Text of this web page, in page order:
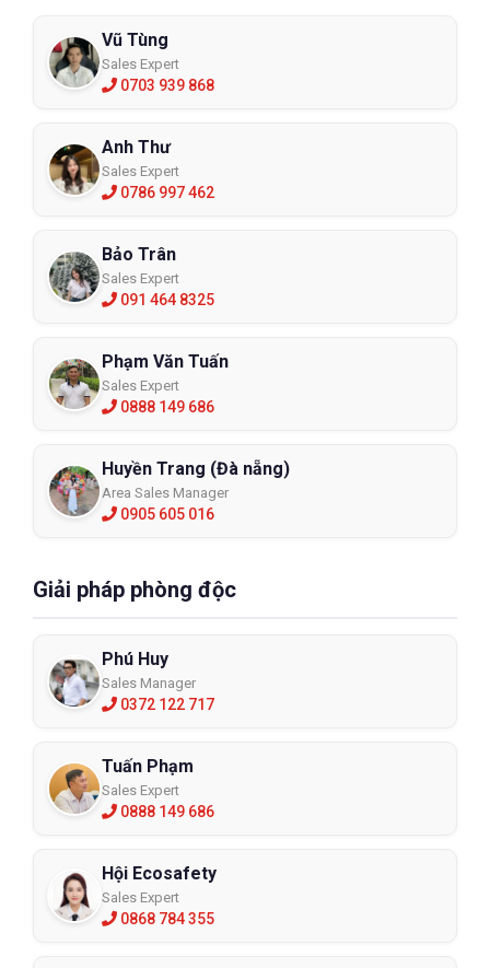
Vũ Tùng
Sales Expert
0703 939 868
Anh Thư
Sales Expert
0786 997 462
Bảo Trân
Sales Expert
091 464 8325
Phạm Văn Tuấn
Sales Expert
0888 149 686
Huyền Trang (Đà nẵng)
Area Sales Manager
0905 605 016
Giải pháp phòng độc
Phú Huy
Sales Manager
0372 122 717
Tuấn Phạm
Sales Expert
0888 149 686
Hội Ecosafety
Sales Expert
0868 784 355